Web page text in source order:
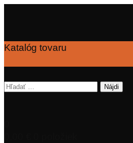
Katalóg tovaru
Hľadať: